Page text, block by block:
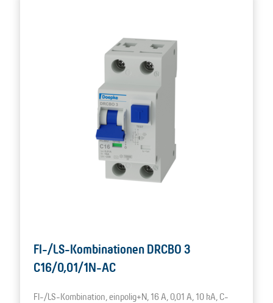
FI-/LS-Kombinationen DRCBO 3
C16/0,01/1N-AC
FI-/LS-Kombination, einpolig+N, 16 A, 0,01 A, 10 kA, C-